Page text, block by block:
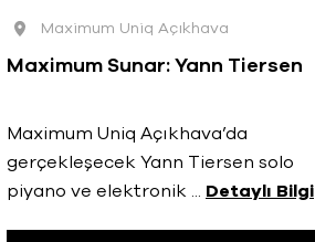
Maximum Uniq Açıkhava
Maximum Sunar: Yann Tiersen
Maximum Uniq Açıkhava’da
gerçekleşecek Yann Tiersen solo
piyano ve elektronik ... Detaylı Bilgi